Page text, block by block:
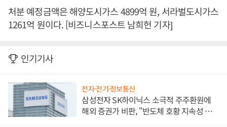
처분 예정금액은 해양도시가스 4899억 원, 서라벌도시가스
1261억 원이다. [비즈니스포스트 남희헌 기자]
인기기사
전자·전기·정보통신
삼성전자 SK하이닉스 소극적 주주환원에
해외 증권가 비판, "반도체 호황 지속성 의